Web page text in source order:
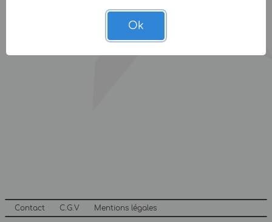
Contact C.G.V Mentions légales
Ok